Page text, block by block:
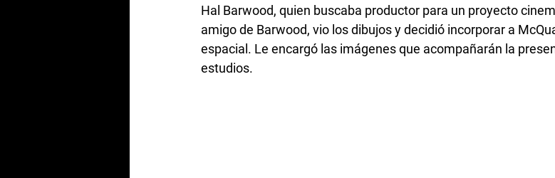
Hal Barwood, quien buscaba productor para un proyecto
amigo de Barwood, vio los dibujos y decidió incorporar a
espacial. Le encargó las imágenes que acompañarán la
estudios.